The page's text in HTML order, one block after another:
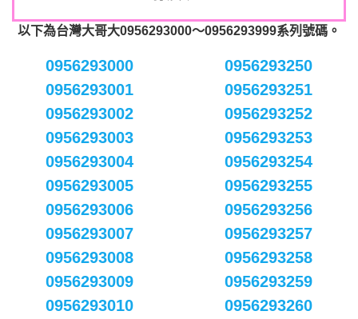
以下為台灣大哥大0956293000～0956293999系列號碼。
0956293000
0956293001
0956293002
0956293003
0956293004
0956293005
0956293006
0956293007
0956293008
0956293009
0956293010
0956293250
0956293251
0956293252
0956293253
0956293254
0956293255
0956293256
0956293257
0956293258
0956293259
0956293260